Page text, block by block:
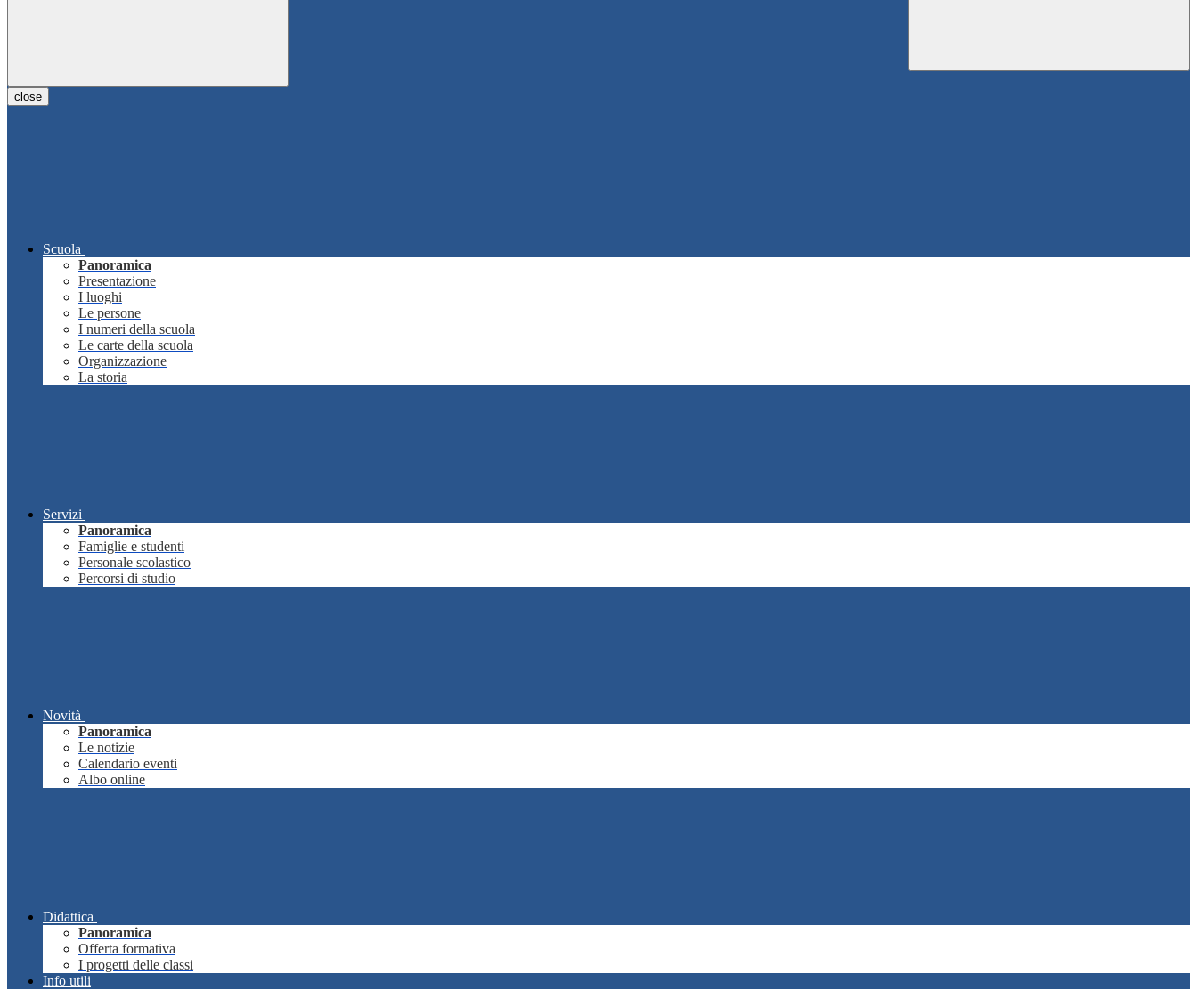
close
Scuola
Panoramica
Presentazione
I luoghi
Le persone
I numeri della scuola
Le carte della scuola
Organizzazione
La storia
Servizi
Panoramica
Famiglie e studenti
Personale scolastico
Percorsi di studio
Novità
Panoramica
Le notizie
Calendario eventi
Albo online
Didattica
Panoramica
Offerta formativa
I progetti delle classi
Info utili